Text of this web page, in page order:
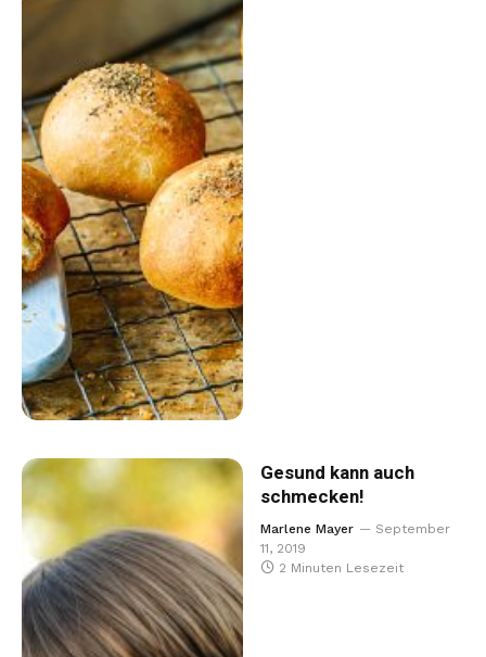
Gesund kann auch
schmecken!
Marlene Mayer
September
11, 2019
2 Minuten Lesezeit